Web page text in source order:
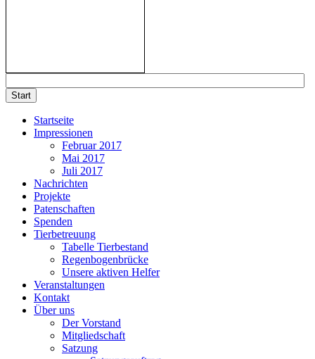
Startseite
Impressionen
Februar 2017
Mai 2017
Juli 2017
Nachrichten
Projekte
Patenschaften
Spenden
Tierbetreuung
Tabelle Tierbestand
Regenbogenbrücke
Unsere aktiven Helfer
Veranstaltungen
Kontakt
Über uns
Der Vorstand
Mitgliedschaft
Satzung